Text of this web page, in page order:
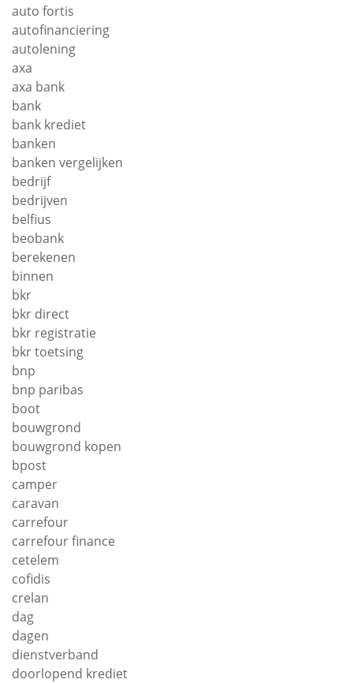
auto fortis
autofinanciering
autolening
axa
axa bank
bank
bank krediet
banken
banken vergelijken
bedrijf
bedrijven
belfius
beobank
berekenen
binnen
bkr
bkr direct
bkr registratie
bkr toetsing
bnp
bnp paribas
boot
bouwgrond
bouwgrond kopen
bpost
camper
caravan
carrefour
carrefour finance
cetelem
cofidis
crelan
dag
dagen
dienstverband
doorlopend krediet